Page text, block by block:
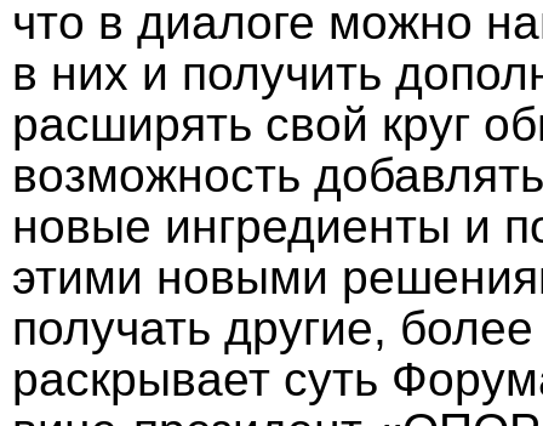
что в диалоге можно
в них и получить
расширять свой круг
возможность
новые ингредиенты и
этими новыми
получать другие,
раскрывает суть